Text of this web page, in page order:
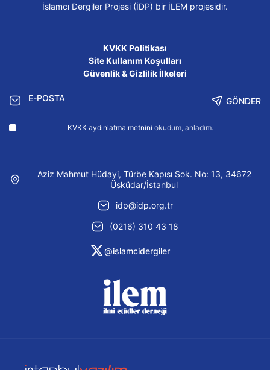
İslamcı Dergiler Projesi (İDP) bir İLEM projesidir.
KVKK Politikası
Site Kullanım Koşulları
Güvenlik & Gizlilik İlkeleri
GÖNDER
KVKK aydınlatma metnini okudum, anladım.
Aziz Mahmut Hüdayi, Türbe Kapısı Sok. No: 13, 34672
Üsküdar/İstanbul
idp@idp.org.tr
(0216) 310 43 18
@islamcidergiler